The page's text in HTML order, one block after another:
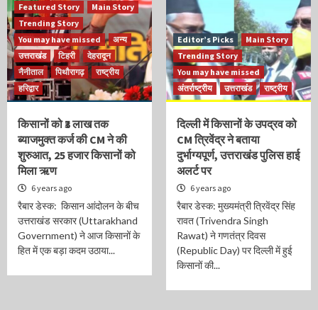
Featured Story
Main Story
Trending Story
You may have missed
अन्य
उत्तराखंड
टिहरी
देहरादून
नैनीताल
पिथौरागढ़
राष्ट्रीय
हरिद्वार
किसानों को ₹3 लाख तक
ब्याजमुक्त कर्ज की CM ने की
शुरुआत, 25 हजार किसानों को
मिला ऋण
6 years ago
रैबार डेस्क: किसान आंदोलन के बीच
उत्तराखंड सरकार (Uttarakhand
Government) ने आज किसानों के
हित में एक बड़ा कदम उठाया...
Editor’s Picks
Main Story
Trending Story
You may have missed
अंतर्राष्ट्रीय
उत्तराखंड राष्ट्रीय
दिल्ली में किसानों के उपद्रव को
CM त्रिवेंद्र ने बताया
दुर्भाग्यपूर्ण, उत्तराखंड पुलिस हाई
अलर्ट पर
6 years ago
रैबार डेस्क: मुख्यमंत्री त्रिवेंद्र सिंह
रावत (Trivendra Singh
Rawat) ने गणतंत्र दिवस
(Republic Day) पर दिल्ली में हुई
किसानों की...